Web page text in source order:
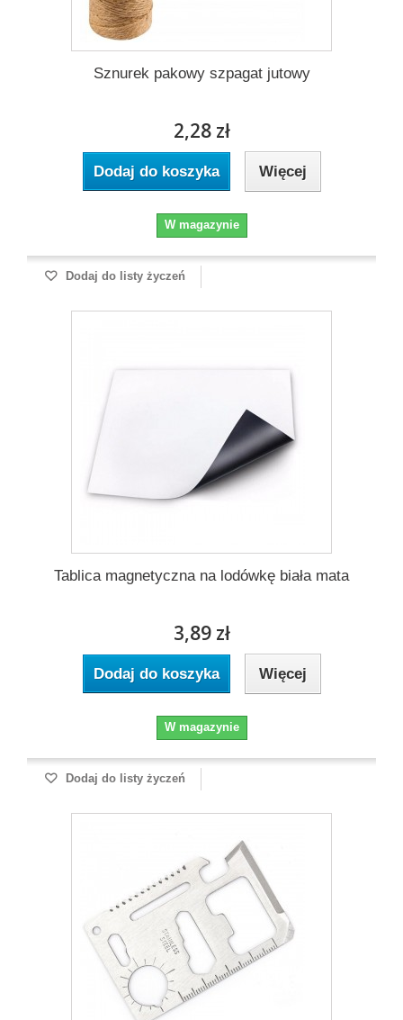
Sznurek pakowy szpagat jutowy
2,28 zł
Dodaj do koszyka Więcej
W magazynie
Dodaj do listy życzeń
Tablica magnetyczna na lodówkę biała mata
3,89 zł
Dodaj do koszyka Więcej
W magazynie
Dodaj do listy życzeń